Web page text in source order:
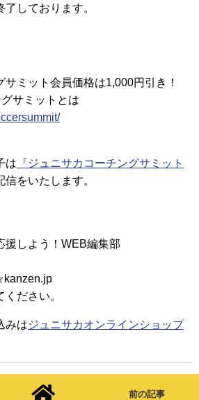
しております。
サミット会員価格は1,000円引き！
サミットとは
は 『ジュニサカコーチングサミット
信をいたします。
援しよう！WEB編集部
ださい。
みはジュニサカオンラインショップ
前の記事